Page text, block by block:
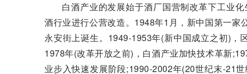
白酒产业的发展始于酒厂国营制改革下工业
酒行业进行公营改造。1948年1月，新中国第一
永安街上诞生。1949-1953年(新中国成立之初)，
1978年(改革开放之前)，白酒产业加快技术革新
业步入快速发展阶段;1990-2002年(20世纪末-21